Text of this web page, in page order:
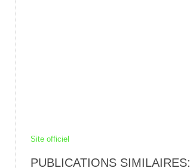
Site officiel
PUBLICATIONS SIMILAIRES: